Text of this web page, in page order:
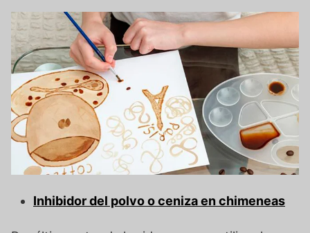
Inhibidor del polvo o ceniza en chimeneas